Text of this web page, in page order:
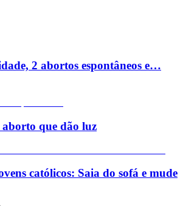
2 abortos espontâneos e…
que dão luz
católicos: Saia do sofá e mude